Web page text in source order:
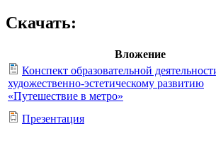
Скачать:
Вложение
Конспект образовательной
художественно-эстетическому развитию
«Путешествие в метро»
Презентация